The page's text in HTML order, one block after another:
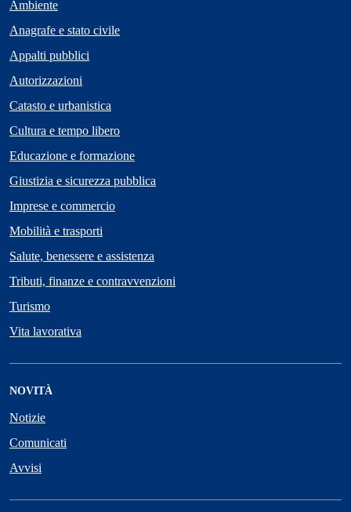
Ambiente
Anagrafe e stato civile
Appalti pubblici
Autorizzazioni
Catasto e urbanistica
Cultura e tempo libero
Educazione e formazione
Giustizia e sicurezza pubblica
Imprese e commercio
Mobilità e trasporti
Salute, benessere e assistenza
Tributi, finanze e contravvenzioni
Turismo
Vita lavorativa
NOVITÀ
Notizie
Comunicati
Avvisi